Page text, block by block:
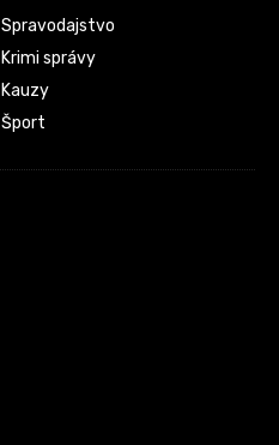
Spravodajstvo
Krimi správy
Kauzy
Šport